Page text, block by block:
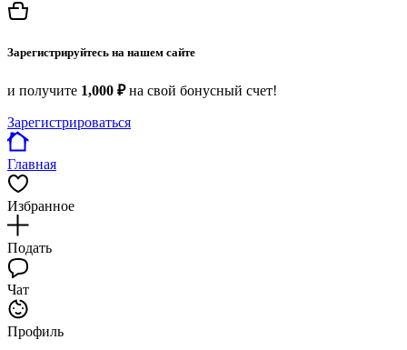
Зарегистрируйтесь на нашем сайте
и получите 1,000 ₽на свой бонусный счет!
Зарегистрироваться
Главная
Избранное
Подать
Чат
Профиль